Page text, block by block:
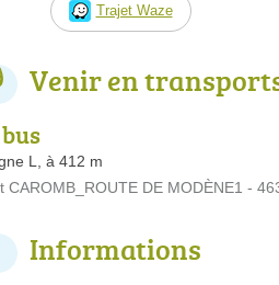
Trajet Waze
Venir en
L, à 412 m
CAROMB_ROUTE DE MODÈNE1 -
Informations